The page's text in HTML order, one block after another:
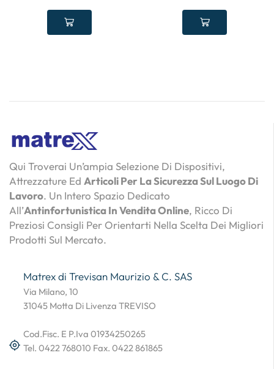
Qui Troverai Un’ampia Selezione Di Dispositivi,
Attrezzature Ed Articoli Per La Sicurezza Sul Luogo Di
Lavoro. Un Intero Spazio Dedicato
All’Antinfortunistica In Vendita Online, Ricco Di
Preziosi Consigli Per Orientarti Nella Scelta Dei Migliori
Prodotti Sul Mercato.
Matrex di Trevisan Maurizio & C. SAS
Via Milano, 10
31045 Motta Di Livenza TREVISO
Cod.Fisc. E P.Iva 01934250265
Tel. 0422 768010 Fax. 0422 861865